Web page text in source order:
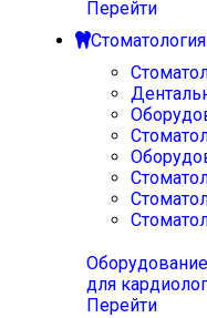
Перейти
Стоматология
Оборудование
для
Перейти